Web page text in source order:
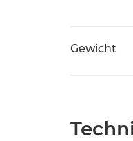
Gewicht